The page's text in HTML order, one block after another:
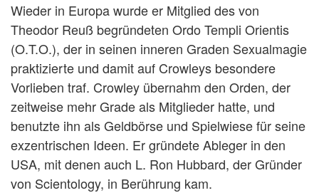
Wieder in Europa wurde er Mitglied des von
Theodor Reuß begründeten Ordo Templi Orientis
(O.T.O.), der in seinen inneren Graden Sexualmagie
praktizierte und damit auf Crowleys besondere
Vorlieben traf. Crowley übernahm den Orden, der
zeitweise mehr Grade als Mitglieder hatte, und
benutzte ihn als Geldbörse und Spielwiese für seine
exzentrischen Ideen. Er gründete Ableger in den
USA, mit denen auch L. Ron Hubbard, der Gründer
von Scientology, in Berührung kam.